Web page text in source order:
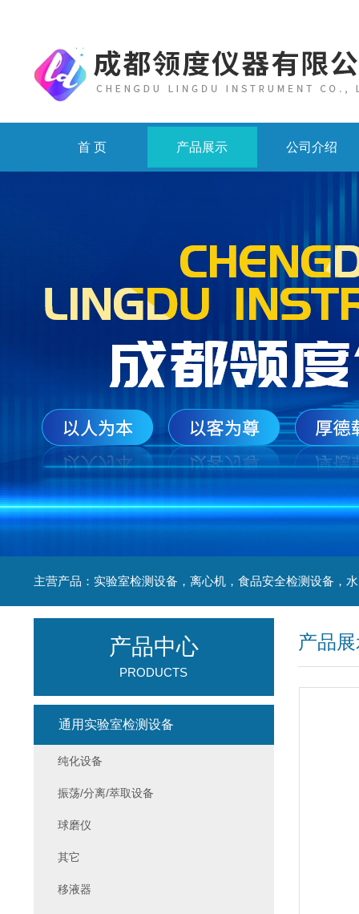
首 页 产品展示 公司介绍
产品
产品中心
PRODUCTS
通用实验室检测设备
纯化设备
振荡/分离/萃取设备
球磨仪
其它
移液器